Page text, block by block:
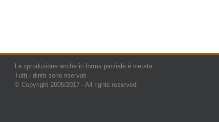
La riproduzione anche in forma parziale è vietata.
Tutti i diritti sono riservati
© Copyright 2005/2017 - All rights reserved